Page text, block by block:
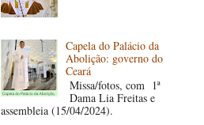
Capela do Palácio da
Abolição: governo do
Ceará
Missa/fotos, com 1ª
Dama Lia Freitas e
assembleia (15/04/2024).